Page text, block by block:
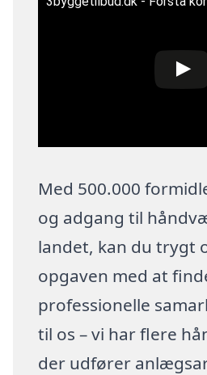
Med 500.000
og adgang til
landet, kan du trygt
opgaven med at
professionelle
til os – vi har flere
der udfører